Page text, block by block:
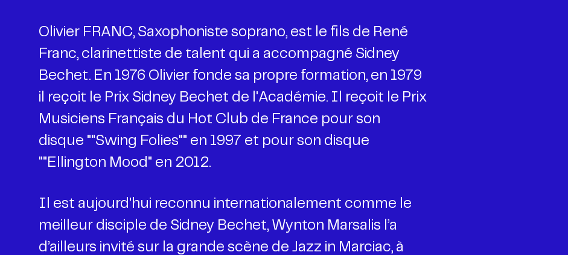
Olivier FRANC, Saxophoniste soprano, est le fils de René
Franc, clarinettiste de talent qui a accompagné Sidney
Bechet. En 1976 Olivier fonde sa propre formation, en 1979
il reçoit le Prix Sidney Bechet de l'Académie. Il reçoit le Prix
Musiciens Français du Hot Club de France pour son
disque ""Swing Folies"" en 1997 et pour son disque
""Ellington Mood" en 2012.
Il est aujourd'hui reconnu internationalement comme le
meilleur disciple de Sidney Bechet, Wynton Marsalis l’a
d’ailleurs invité sur la grande scène de Jazz in Marciac, à